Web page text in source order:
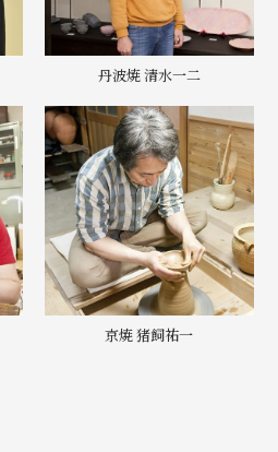
丹波焼 清水一二
京焼 猪飼祐一